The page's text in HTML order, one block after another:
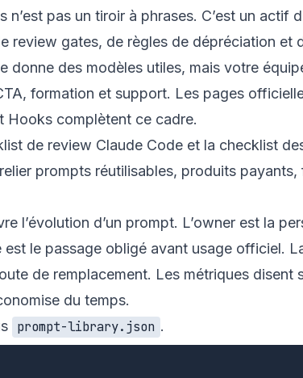
pas un tiroir à phrases. C’est un actif
review gates, de règles de dépréciation et
donne des modèles utiles, mais votre
formation et support. Les pages
Hooks complètent ce cadre.
de review Claude Code et la checklist
prompts réutilisables, produits
l’évolution d’un prompt. L’owner est la
le passage obligé avant usage officiel.
de remplacement. Les métriques disent
du temps.
prompt-library.json .